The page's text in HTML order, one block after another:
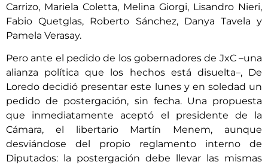
Carrizo, Mariela Coletta, Melina Giorgi, Lisandro Nieri,
Fabio Quetglas, Roberto Sánchez, Danya Tavela y
Pamela Verasay.
Pero ante el pedido de los gobernadores de JxC –una
alianza política que los hechos está disuelta–, De
Loredo decidió presentar este lunes y en soledad un
pedido de postergación, sin fecha. Una propuesta
que inmediatamente aceptó el presidente de la
Cámara, el libertario Martín Menem, aunque
desviándose del propio reglamento interno de
Diputados: la postergación debe llevar las mismas